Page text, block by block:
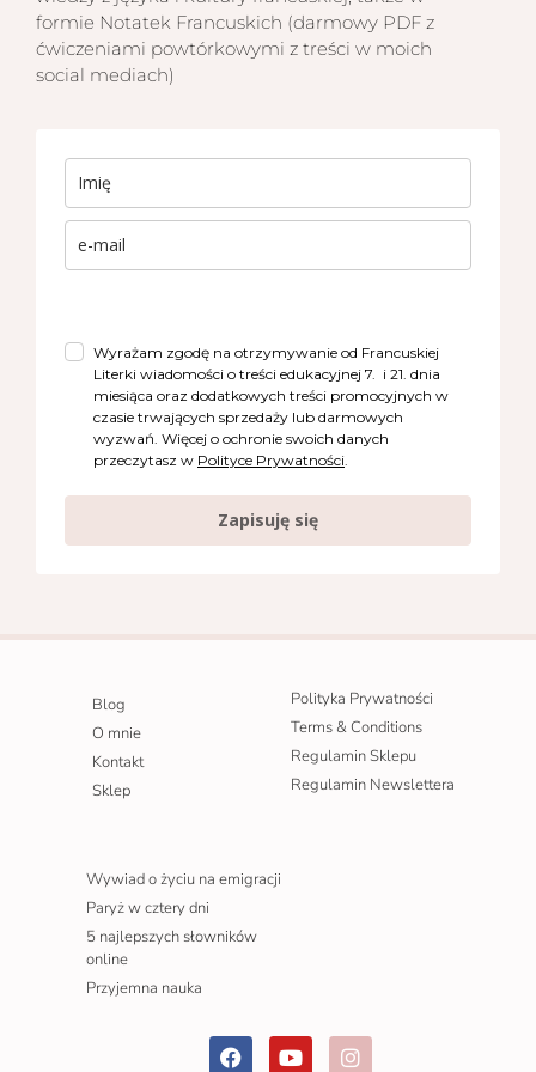
formie Notatek Francuskich (darmowy PDF z
ćwiczeniami powtórkowymi z treści w moich
social mediach)
Wyrażam zgodę na otrzymywanie od Francuskiej
Literki wiadomości o treści edukacyjnej 7. i 21. dnia
miesiąca oraz dodatkowych treści promocyjnych w
czasie trwających sprzedaży lub darmowych
wyzwań. Więcej o ochronie swoich danych
przeczytasz w Polityce Prywatności.
Zapisuję się
Blog
O mnie
Kontakt
Sklep
Polityka Prywatności
Terms & Conditions
Regulamin Sklepu
Regulamin Newslettera
Wywiad o życiu na emigracji
Paryż w cztery dni
5 najlepszych słowników
online
Przyjemna nauka